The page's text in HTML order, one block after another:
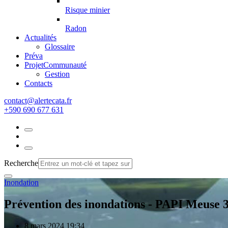
Risque minier
Radon
Actualités
Glossaire
Préva
ProjetCommunauté
Gestion
Contacts
rf.atacetrela@tcatnoc
+590 690 677 631
Recherche
Inondation
Prévention des inondations - PAPI Meuse
8 mars 2024 19:34